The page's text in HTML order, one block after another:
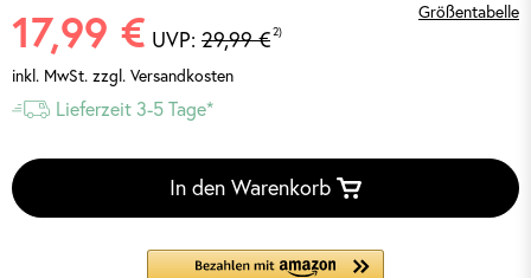
Größentabelle
17,99 € UVP: 29,99 €2)
inkl. MwSt. zzgl. Versandkosten
Lieferzeit 3-5 Tage*
In den Warenkorb